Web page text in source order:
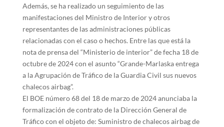
Además, se ha realizado un seguimiento de las
manifestaciones del Ministro de Interior y otros
representantes de las administraciones públicas
relacionadas con el caso o hechos. Entre las que está la
nota de prensa del “Ministerio de interior” de fecha 18 de
octubre de 2024 con el asunto “Grande-Marlaska entrega
a la Agrupación de Tráfico de la Guardia Civil sus nuevos
chalecos airbag”.
El BOE número 68 del 18 de marzo de 2024 anunciaba la
formalización de contrato de la Dirección General de
Tráfico con el objeto de: Suministro de chalecos airbag de